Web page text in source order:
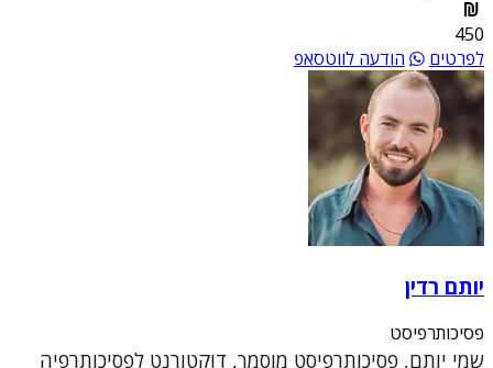
450
לפרטים
הודעה לווטסאפ
יותם רדין
פסיכותרפיסט
שמי יותם, פסיכותרפיסט מוסמך, דוקטורנט לפסיכותרפיה